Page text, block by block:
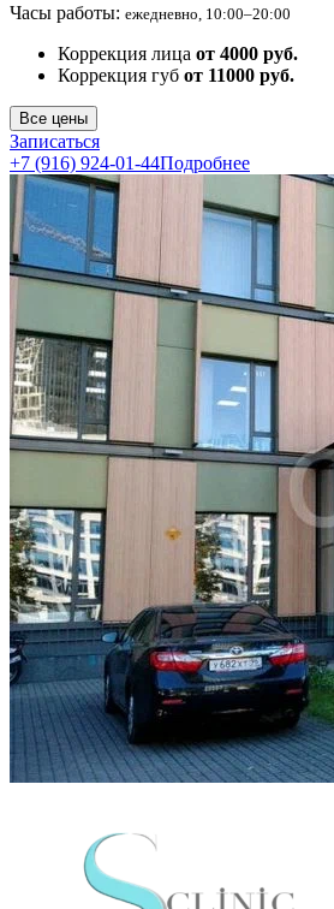
Часы работы: ежедневно, 10:00–20:00
Коррекция лица от 4000 руб.
Коррекция губ от 11000 руб.
Все цены
Записаться
+7 (916) 924-01-44Подробнее